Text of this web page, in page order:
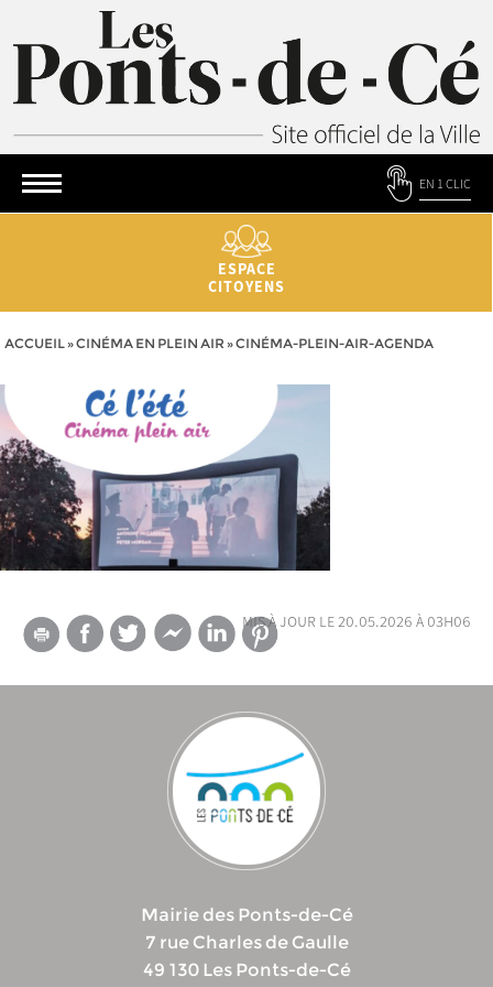
EN 1 CLIC
ESPACE
CITOYENS
ACCUEIL»CINÉMA EN PLEIN AIR »CINÉMA-PLEIN-AIR-AGENDA
mis à jour le 20.05.2026 à 03h06
Mairie des Ponts-de-Cé
7 rue Charles de Gaulle
49 130 Les Ponts-de-Cé